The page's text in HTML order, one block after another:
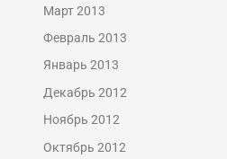
Март 2013
Февраль 2013
Январь 2013
Декабрь 2012
Ноябрь 2012
Октябрь 2012